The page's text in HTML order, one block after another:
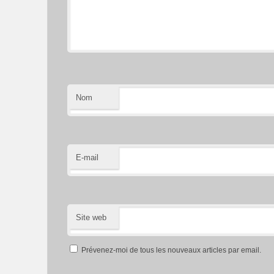
Nom
E-mail
Site web
Prévenez-moi de tous les nouveaux articles par email.